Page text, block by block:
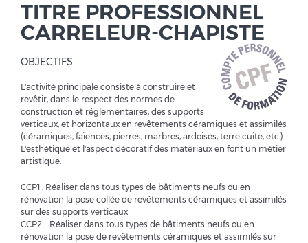
TITRE PROFESSIONNEL
CARRELEUR-CHAPISTE
OBJECTIFS
L'activité principale consiste à construire et
revêtir, dans le respect des normes de
construction et réglementaires, des supports
verticaux, et horizontaux en revêtements céramiques et assimilés
(céramiques, faïences, pierres, marbres, ardoises, terre cuite, etc.).
L'esthétique et l'aspect décoratif des matériaux en font un métier
artistique.
CCP1 : Réaliser dans tous types de bâtiments neufs ou en
rénovation la pose collée de revêtements céramiques et assimilés
sur des supports verticaux
CCP2 : Réaliser dans tous types de bâtiments neufs ou en
rénovation la pose de revêtements céramiques et assimilés sur